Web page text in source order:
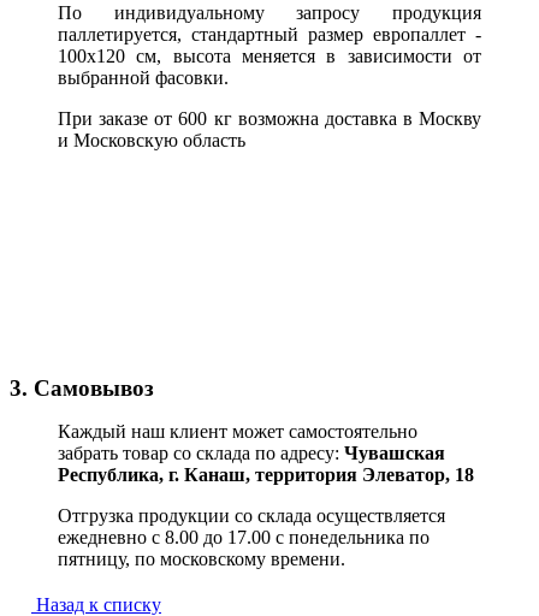
По индивидуальному запросу продукция
паллетируется, стандартный размер европаллет -
100х120 см, высота меняется в зависимости от
выбранной фасовки.
При заказе от 600 кг возможна доставка в Москву
и Московскую область
3. Самовывоз
Каждый наш клиент может самостоятельно
забрать товар со склада по адресу: Чувашская
Республика, г. Канаш, территория Элеватор, 18
Отгрузка продукции со склада осуществляется
ежедневно с 8.00 до 17.00 с понедельника по
пятницу, по московскому времени.
Назад к списку